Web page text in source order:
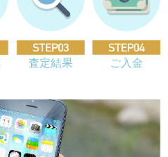
査定結果 ご入金